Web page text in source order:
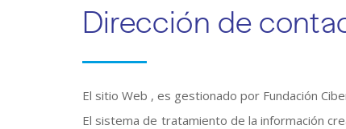
Dirección de
El sitio Web , es gestionado por Fundación
El sistema de tratamiento de la información